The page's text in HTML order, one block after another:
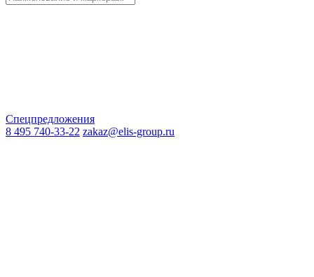
Спецпредложения
8 495 740-33-22 zakaz@elis-group.ru